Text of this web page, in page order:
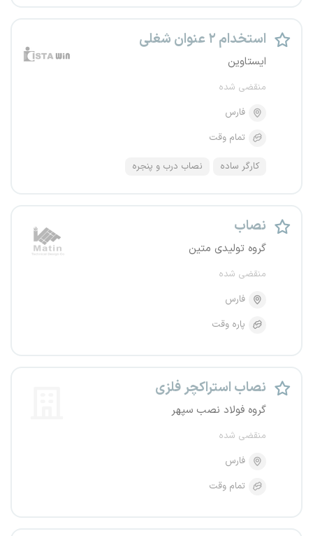
استخدام ۲ عنوان شغلی
ایستاوین
منقضی شده
فارس
تمام وقت
کارگر ساده نصاب درب و پنجره
نصاب
گروه تولیدی متین
منقضی شده
فارس
پاره وقت
نصاب استراکچر فلزی
گروه فولاد نصب سپهر
منقضی شده
فارس
تمام وقت